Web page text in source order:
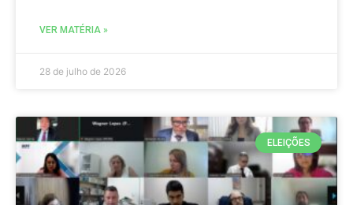
VER MATÉRIA »
28 de julho de 2026
ELEIÇÕES